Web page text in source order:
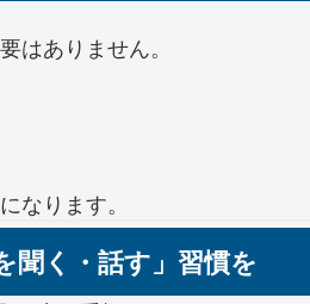
はありません。
なります。
聞く・話す」習慣を